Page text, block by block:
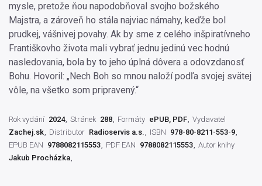
mysle, pretože ňou napodobňoval svojho božského
Majstra, a zároveň ho stála najviac námahy, keďže bol
prudkej, vášnivej povahy. Ak by sme z celého inšpiratívneho
Františkovho života mali vybrať jednu jedinú vec hodnú
nasledovania, bola by to jeho úplná dôvera a odovzdanosť
Bohu. Hovoril: „Nech Boh so mnou naloží podľa svojej svätej
vôle, na všetko som pripravený.“
Rok vydání 2024 Stránek 288 Formáty ePUB, PDF Vydavatel
Zachej.sk
Distributor Radioservis a.s. ISBN 978-80-8211-553-9
EPUB EAN 9788082115553 PDF EAN 9788082115553 Autor knihy
Jakub Procházka